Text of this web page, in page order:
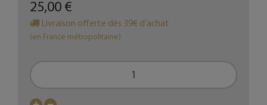
25,00 €
Livraison offerte dès 39€ d’achat
(en France métropolitaine)